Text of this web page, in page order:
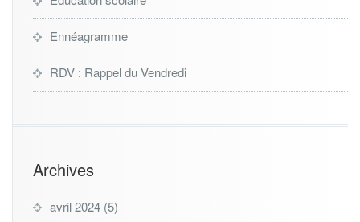
Ennéagramme
RDV : Rappel du Vendredi
Archives
avril 2024 (5)